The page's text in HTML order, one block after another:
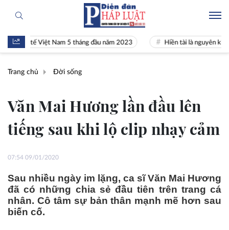
tế Việt Nam 5 tháng đầu năm 2023 Hiền tài là nguyên khí Quốc
Trang chủ Đời sống
Văn Mai Hương lần đầu lên
tiếng sau khi lộ clip nhạy cảm
07:54 09/01/2020
Sau nhiều ngày im lặng, ca sĩ Văn Mai Hương
đã có những chia sẻ đầu tiên trên trang cá
nhân. Cô tâm sự bản thân mạnh mẽ hơn sau
biến cố.